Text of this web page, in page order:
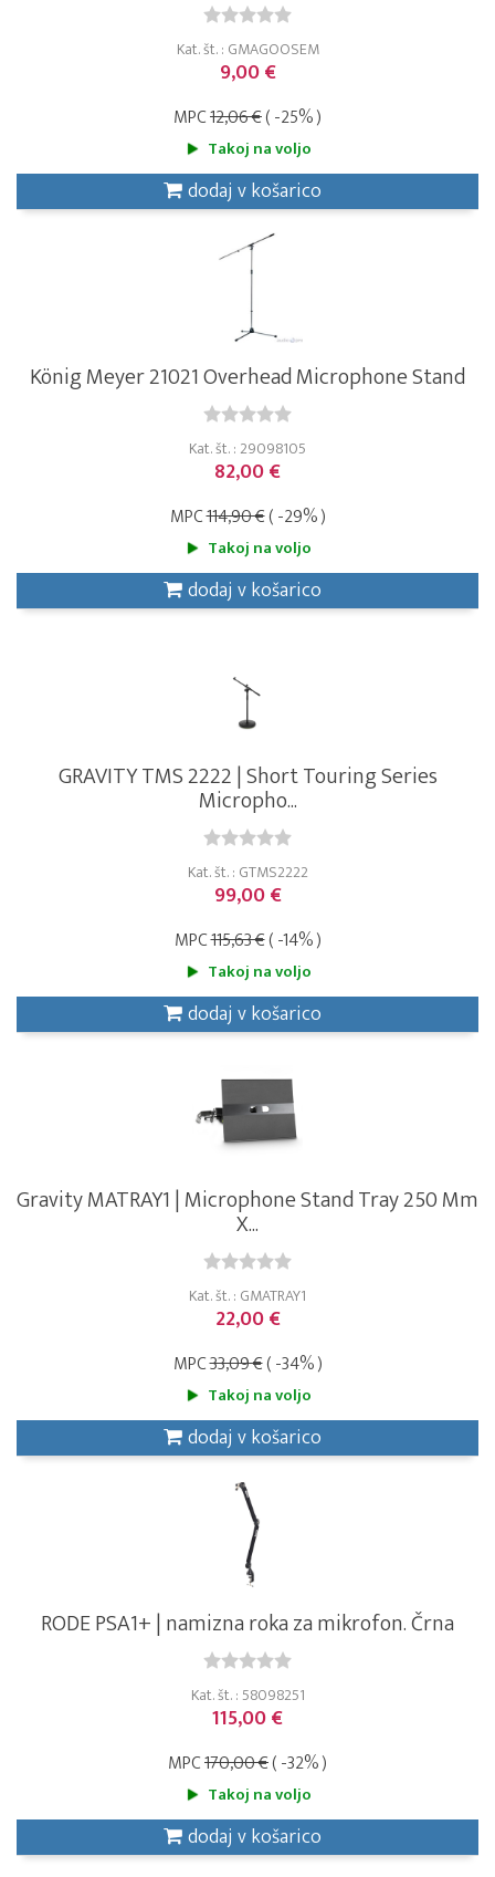
Kat. št. : GMAGOOSEM
9,00 €
MPC12,06 €( -25% )
Takoj na voljo
dodaj v košarico
König Meyer 21021 Overhead Microphone Stand
Kat. št. : 29098105
82,00 €
MPC114,90 €( -29% )
Takoj na voljo
dodaj v košarico
GRAVITY TMS 2222 | Short Touring Series
Micropho...
Kat. št. : GTMS2222
99,00 €
MPC115,63 €( -14% )
Takoj na voljo
dodaj v košarico
Gravity MATRAY1 | Microphone Stand Tray 250 Mm
X...
Kat. št. : GMATRAY1
22,00 €
MPC33,09 €( -34% )
Takoj na voljo
dodaj v košarico
RODE PSA1+ | namizna roka za mikrofon. Črna
Kat. št. : 58098251
115,00 €
MPC170,00 €( -32% )
Takoj na voljo
dodaj v košarico